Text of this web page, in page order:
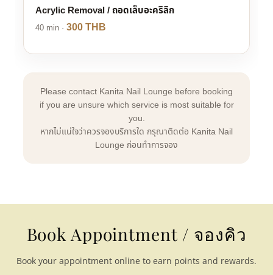
Book Appointment / จองคิว
Book your appointment online to earn points and rewards.